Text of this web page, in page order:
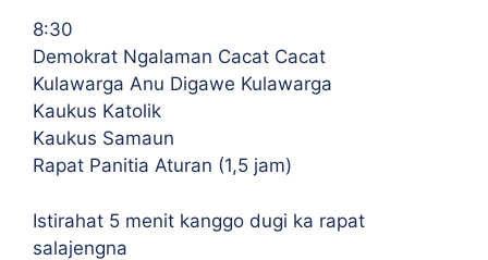
8:30
Demokrat Ngalaman Cacat Cacat
Kulawarga Anu Digawe Kulawarga
Kaukus Katolik
Kaukus Samaun
Rapat Panitia Aturan (1,5 jam)
Istirahat 5 menit kanggo dugi ka rapat
salajengna